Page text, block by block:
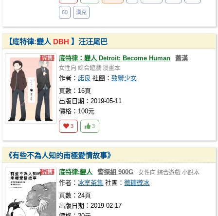
60 漢克
【底特律:變人 DBH 】汪汪尾巴
底特律：變人 Detroit: Become Human 蓋漢
女性向 綜合遊戲 漫畫本
作者：諾良 社團：致鬱少女
頁數：16頁
出版日期：2019-05-11
價格：100元
3 3
《有些不為人知的南極愛情故事》
底特律:變人 警探組 900G 女性向 綜合遊戲 小說本
作者：冰室茶集 社團：微糖微冰
頁數：24頁
出版日期：2019-02-17